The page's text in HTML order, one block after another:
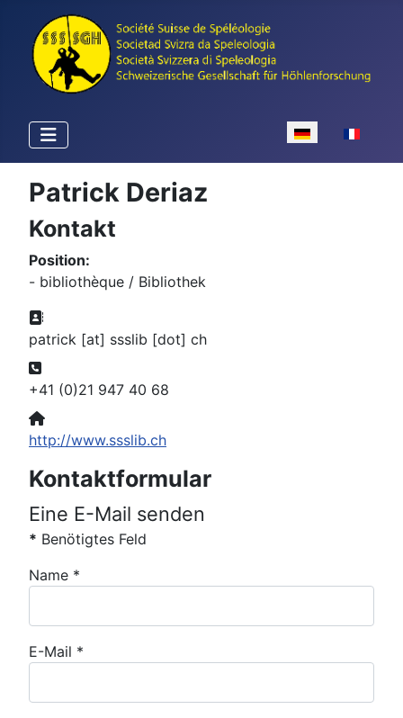
Sprache
Patrick Deriaz
Kontakt
Position:
- bibliothèque / Bibliothek
Adresse:
patrick [at] ssslib [dot] ch
Telefon:
+41 (0)21 947 40 68
Website:
http://www.ssslib.ch
Kontaktformular
Eine E-Mail senden
* Benötigtes Feld
Name *
E-Mail *